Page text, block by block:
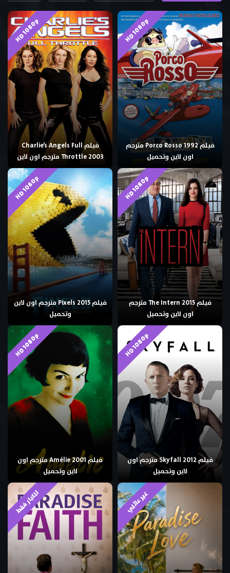
HD 1080p
فيلم Porco Rosso 1992 مترجم
اون لاين وتحميل
HD 1080p
فيلم Charlie’s Angels Full
Throttle 2003 مترجم اون لاين
HD 1080p
فيلم The Intern 2015 مترجم
اون لاين وتحميل
HD 1080p
فيلم Pixels 2015 مترجم اون لاين
وتحميل
HD 1080p
فيلم Skyfall 2012 مترجم اون
لاين وتحميل
HD 1080p
فيلم Amélie 2001 مترجم اون
لاين وتحميل
غير عائلي للكبار فقط